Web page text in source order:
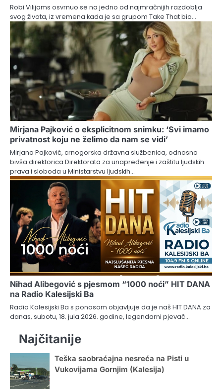
Robi Vilijams osvrnuo se na jedno od najmračnijih razdoblja
svog života, iz vremena kada je sa grupom Take That bio…
Mirjana Pajković o eksplicitnom snimku: ‘Svi imamo
privatnost koju ne želimo da nam se vidi’
Mirjana Pajković, crnogorska državna službenica, odnosno
bivša direktorica Direktorata za unapređenje i zaštitu ljudskih
prava i sloboda u Ministarstvu ljudskih…
Nihad Alibegović s pjesmom “1000 noći” HIT DANA
na Radio Kalesijski Ba
Radio Kalesijski Ba s ponosom objavljuje da je naš HIT DANA za
danas, subotu, 18. jula 2026. godine, legendarni pjevač…
Najčitanije
Teška saobraćajna nesreća na Pisti u
Vukovijama Gornjim (Kalesija)